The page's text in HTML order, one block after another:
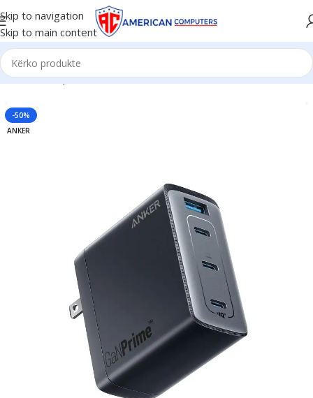
Skip to navigation
Skip to main content
Kreu/Smartphone & Aksesorë/Karikues
-50%
ANKER